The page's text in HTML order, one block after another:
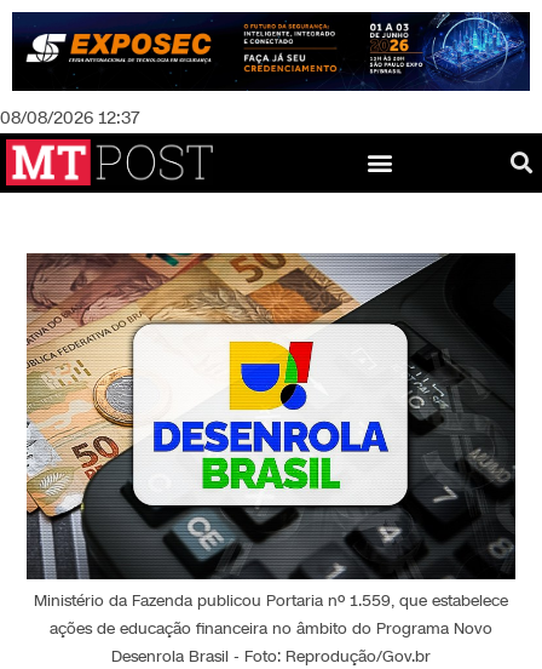
08/08/2026 12:37
Ministério da Fazenda publicou Portaria nº 1.559, que estabelece
ações de educação financeira no âmbito do Programa Novo
Desenrola Brasil - Foto: Reprodução/Gov.br